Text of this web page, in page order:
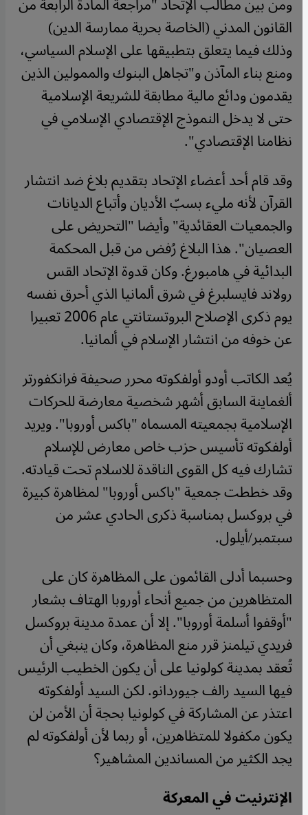
القانون المدني (الخاصة بحرية ممارسة الدين)
وذلك فيما يتعلق بتطبيقها على الإسلام السياسي،
ومنع بناء المآذن و"تجاهل البنوك والممولين الذين
يقدمون ودائع مالية مطابقة للشريعة الإسلامية
حتى لا يدخل النموذج الإقتصادي الإسلامي في
نظامنا الإقتصادي".
وقد قام أحد أعضاء الإتحاد بتقديم بلاغ ضد انتشار
القرآن لأنه مليء بسبّ الأديان وأتباع الديانات
والجمعيات العقائدية" وأيضا "التحريض على
العصيان". هذا البلاغ رُفض من قبل المحكمة
البدائية في هامبورغ. وكان قدوة الإتحاد القس
رولاند فايسلبرغ في شرق ألمانيا الذي أحرق نفسه
يوم ذكرى الإصلاح البروتستانتي عام 2006 تعبيرا
عن خوفه من انتشار الإسلام في ألمانيا.
يُعد الكاتب أودو أولفكوته محرر صحيفة فرانكفورتر
ألغماينة السابق أشهر شخصية معارضة للحركات
الإسلامية بجمعيته المسماه "باكس أوروبا". ويريد
أولفكوته تأسيس حزب خاص معارض للإسلام
تشارك فيه كل القوى الناقدة للاسلام تحت قيادته.
وقد خططت جمعية "باكس أوروبا" لمظاهرة كبيرة
في بروكسل بمناسبة ذكرى الحادي عشر من
سبتمبر/أيلول.
وحسبما أدلى القائمون على المظاهرة كان على
المتظاهرين من جميع أنحاء أوروبا الهتاف بشعار
"أوقفوا أسلمة أوروبا". إلا أن عمدة مدينة بروكسل
فريدي تيلمنز قرر منع المظاهرة، وكان ينبغي أن
تُعقد بمدينة كولونيا على أن يكون الخطيب الرئيس
فيها السيد رالف جيوردانو. لكن السيد أولفكوته
اعتذر عن المشاركة في كولونيا بحجة أن الأمن لن
يكون مكفولا للمتظاهرين، أو ربما لأن أولفكوته لم
يجد الكثير من المساندين المشاهير؟
الإنترنيت في المعركة